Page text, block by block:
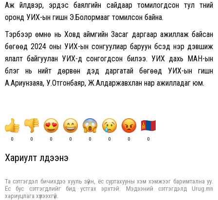
Аж үйлдвэр, эрдэс баялгийн сайдаар томилогдсон тул түүний
оронд УИХ-ын гишүүн Э.Болормааг томилсон байна.
Тэрбээр өмнө нь Ховд аймгийн Засаг даргаар ажиллаж байсан
бөгөөд 2024 оны УИХ-ын сонгуулиар баруун бүсэд нэр дэвшиж
ялалт байгуулан УИХ-д сонгогдсон билээ. УИХ дахь МАН-ын
бүлэг нь нийт дөрвөн дэд даргатай бөгөөд УИХ-ын гишүүн
А.Ариунзаяа, У.Отгонбаяр, Ж.Алдаржавхлан нар ажилладаг юм.
0 0 0 0 0 0 0 0
Хариулт үлдээнэ үү
Та сэтгэгдэл бичихдээ хууль зүйн, ёс суртахууны хэм хэмжээг баримтална уу.
Ёс бус сэтгэгдлийг бид устгах эрхтэй. Мэдээний сэтгэгдэлд Urug.mn
хариуцлага хүлээхгүй.